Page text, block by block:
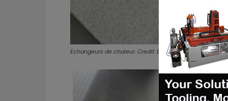
Echangeurs de chaleur. Credit: Eplus3D